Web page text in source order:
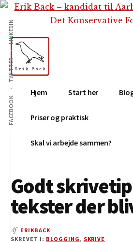
Skip
indhold
Gå
primær
sidebar
Skip
footer
Additional
menu
FACEBOOK
TWITTER
LINKEDIN
Erik
Back
Tekstforfatter,
content
creation,
blog,
medier
Hjem Start her
Priser og praktisk
Skal vi arbejde sammen?
Godt
tekster der
Af ERIKBACK
SKREVET I: BLOGGING, SKRIVE